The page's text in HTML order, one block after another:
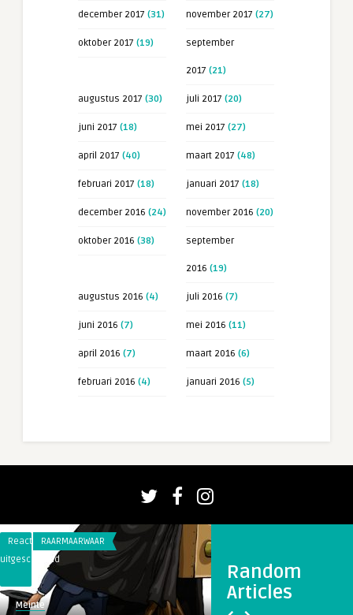
december 2017 (31) november 2017 (27)
oktober 2017 (19) september
2017 (21)
augustus 2017 (30) juli 2017 (20)
juni 2017 (18) mei 2017 (27)
april 2017 (40) maart 2017 (48)
februari 2017 (18) januari 2017 (18)
december 2016 (24) november 2016 (20)
oktober 2016 (38) september
2016 (19)
augustus 2016 (4) juli 2016 (7)
juni 2016 (7) mei 2016 (11)
april 2016 (7) maart 2016 (6)
februari 2016 (4) januari 2016 (5)
Random
Articles
Reacties
uitgeschakeld
Schadeclaim
rond
RAARMAARWAAR
Meinte
voor
Franse